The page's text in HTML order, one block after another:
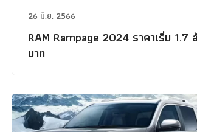
26 มิ.ย. 2566
RAM Rampage 2024 ราคาเริ่ม 1.7
บาท